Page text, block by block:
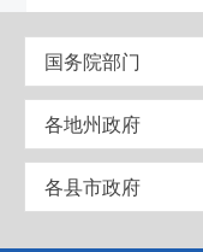
国务院部门
各地州政府
各县市政府